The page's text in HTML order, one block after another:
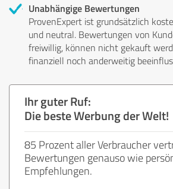
Unabhängige Bewertungen
ProvenExpert ist grundsätzlich
und neutral. Bewertungen von
freiwillig, können nicht gekauft
finanziell noch anderweitig
Ihr guter Ruf:
Die beste Werbung der Welt!
85 Prozent aller Verbraucher
Bewertungen genauso wie
Empfehlungen.